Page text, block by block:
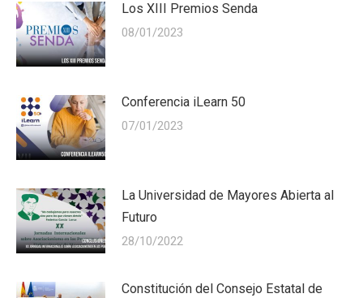
Los XIII Premios Senda
08/01/2023
Conferencia iLearn 50
07/01/2023
La Universidad de Mayores Abierta al
Futuro
28/10/2022
Constitución del Consejo Estatal de